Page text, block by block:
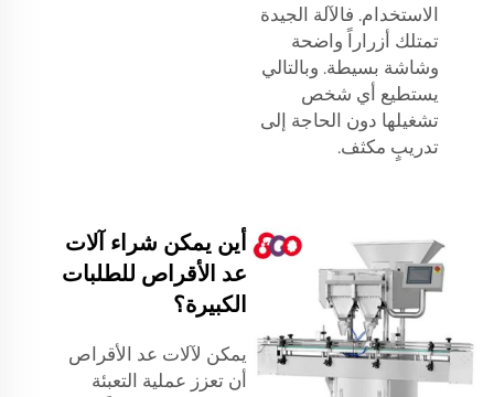
الاستخدام. فالآلة الجيدة
تمتلك أزراراً واضحة
وشاشة بسيطة. وبالتالي
يستطيع أي شخص
تشغيلها دون الحاجة إلى
تدريبٍ مكثف.
أين يمكن شراء آلات
عد الأقراص للطلبات
الكبيرة؟
يمكن لآلات عد الأقراص
أن تعزز عملية التعبئة